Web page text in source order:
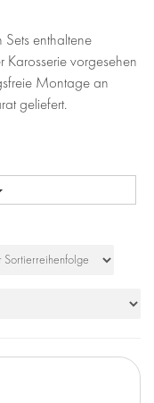
enthaltene
vorgesehen
Montage an
geliefert.